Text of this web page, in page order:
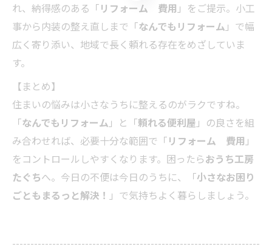
れ、納得感のある「リフォーム 費用」をご提示。小工
事から内装の整え直しまで「なんでもリフォーム」で幅
広く寄り添い、地域で長く頼れる存在をめざしていま
す。
【まとめ】
住まいの悩みは小さなうちに整えるのがラクですね。
「なんでもリフォーム」と「頼れる便利屋」の良さを組
み合わせれば、必要十分な範囲で「リフォーム 費用」
をコントロールしやすくなります。困ったらおうち工房
たぐちへ。今日の不便は今日のうちに、「小さなお困り
ごともまるっと解決！ 」で気持ちよく暮らしましょう。
--------------------------------------------------------------------